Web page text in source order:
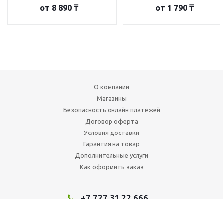
от 8 890 ₸ от 1 790 ₸
О компании
Магазины
Безопасность онлайн платежей
Договор оферта
Условия доставки
Гарантия на товар
Дополнительные услуги
Как оформить заказ